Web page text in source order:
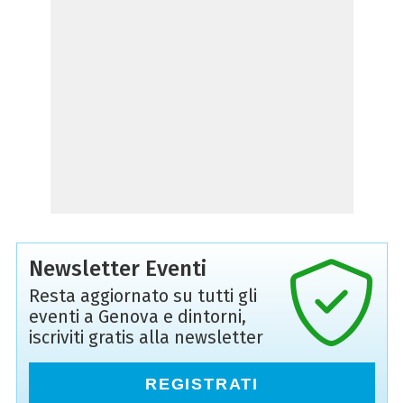
Newsletter Eventi
Resta aggiornato su tutti gli
eventi a Genova e dintorni,
iscriviti gratis alla newsletter
REGISTRATI